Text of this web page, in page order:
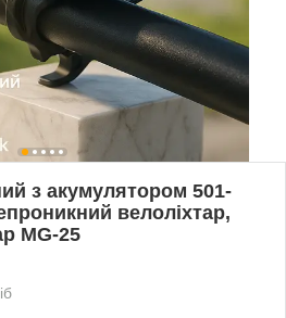
з акумулятором 501-
велоліхтар,
MG-25